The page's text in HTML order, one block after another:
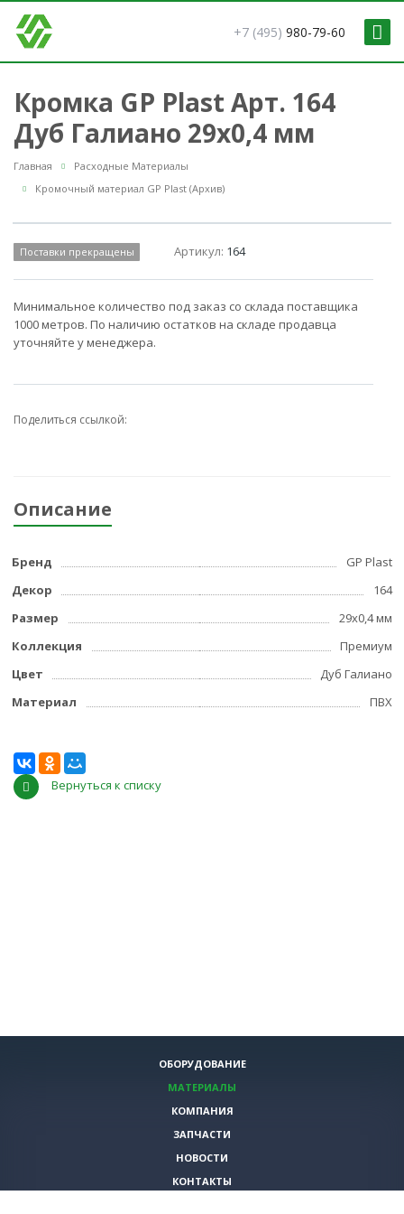
+7 (495) 980-79-60
Кромка GP Plast Арт. 164
Дуб Галиано 29x0,4 мм
Главная
Расходные Материалы
Кромочный материал GP Plast (Архив)
Поставки прекращены Артикул: 164
Минимальное количество под заказ со склада поставщика
1000 метров. По наличию остатков на складе продавца
уточняйте у менеджера.
Поделиться ссылкой:
Описание
Бренд
GP Plast
Декор
164
Размер
29x0,4 мм
Коллекция
Премиум
Цвет
Дуб Галиано
Материал
ПВХ
Вернуться к списку
ОБОРУДОВАНИЕ
МАТЕРИАЛЫ
КОМПАНИЯ
ЗАПЧАСТИ
НОВОСТИ
КОНТАКТЫ